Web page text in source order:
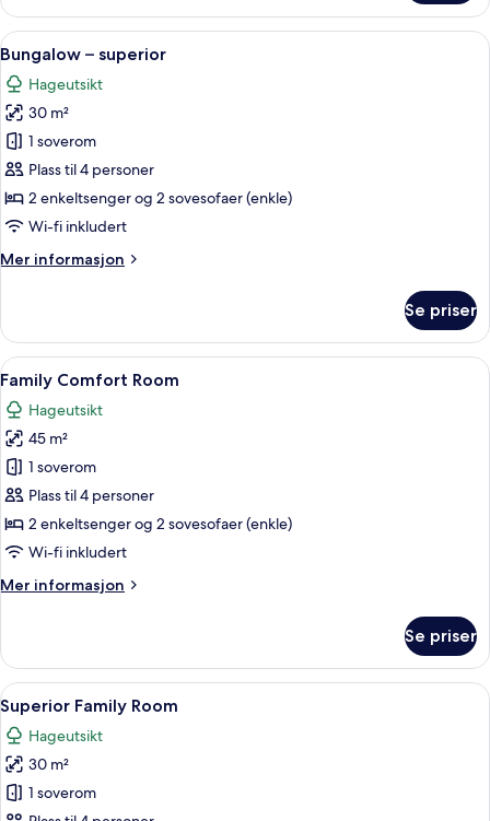
Room
Open
Plan
Åpne
alle
bildene
av
Bungalow
–
superior
Bungalow – superior | Safe på
9
Bungalow – superior
Hageutsikt
30 m²
1 soverom
Plass til 4 personer
2 enkeltsenger og 2 sovesofaer (enkle)
Wi-fi inkludert
Mer informasjon
Mer
–
superior
Se priser
Åpne
alle
bildene
av
Family
Comfort
Room
Family Comfort Room | Safe på
12
Family Comfort Room
Hageutsikt
45 m²
1 soverom
Plass til 4 personer
2 enkeltsenger og 2 sovesofaer (enkle)
Wi-fi inkludert
Mer informasjon
Mer
Comfort
Room
Se priser
Åpne
alle
bildene
av
Superior
Superior Family Room | Safe på
9
Superior Family Room
Hageutsikt
30 m²
1 soverom